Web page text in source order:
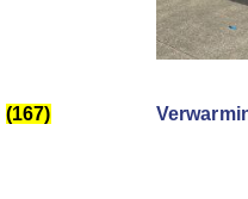
(167)